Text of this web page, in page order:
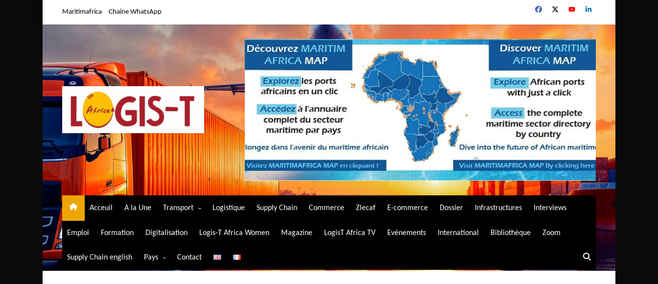
Maritimafrica Chaîne WhatsApp
Acceuil A la Une Transport
Transport aérien
Transport ferroviaire
Logistique Supply Chain Commerce Zlecaf E-commerce Dossier Infrastructures Interviews
Emploi Formation Digitalisation Logis-T Africa Women Magazine LogisT Africa TV Evénements International Bibliothèque Zoom
Supply Chain english Pays Contact